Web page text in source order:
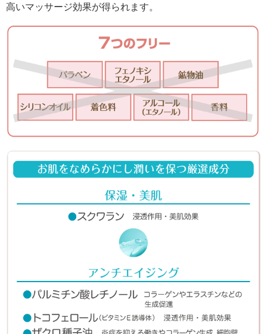
高いマッサージ効果が得られます。